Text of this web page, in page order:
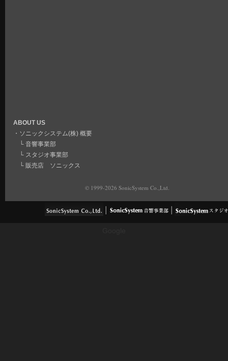
ABOUT US
・ ソニックシステム(株) 概要
└ 音響事業部
└ スタジオ事業部
└ 販売店 ソニックス
© 1999-2026 SonicSystem Co.,Ltd.